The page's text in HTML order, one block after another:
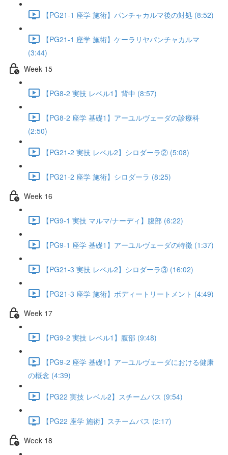
【PG21-1 座学 施術】パンチャカルマ後の対処 (8:52)
【PG21-1 座学 施術】ケーラリヤパンチャカルマ
(3:44)
Week 15
【PG8-2 実技 レベル1】背中 (8:57)
【PG8-2 座学 基礎1】アーユルヴェーダの診療科
(2:50)
【PG21-2 実技 レベル2】シロダーラ② (5:08)
【PG21-2 座学 施術】シロダーラ (8:25)
Week 16
【PG9-1 実技 マルマ/ナーディ】腹部 (6:22)
【PG9-1 座学 基礎1】アーユルヴェーダの特徴 (1:37)
【PG21-3 実技 レベル2】シロダーラ③ (16:02)
【PG21-3 座学 施術】ボディートリートメント (4:49)
Week 17
【PG9-2 実技 レベル1】腹部 (9:48)
【PG9-2 座学 基礎1】アーユルヴェーダにおける健康
の概念 (4:39)
【PG22 実技 レベル2】スチームバス (9:54)
【PG22 座学 施術】スチームバス (2:17)
Week 18